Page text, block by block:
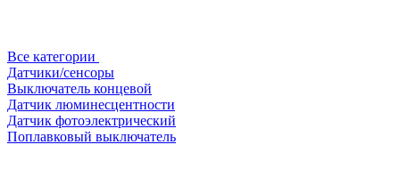
Все категории
Датчики/сенсоры
Выключатель концевой
Датчик люминесцентности
Датчик фотоэлектрический
Поплавковый выключатель